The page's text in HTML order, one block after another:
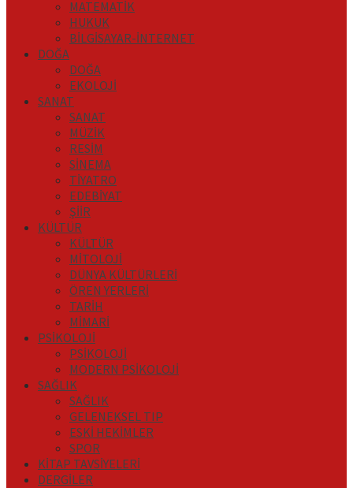
MATEMATİK
HUKUK
BİLGİSAYAR-İNTERNET
DOĞA
DOĞA
EKOLOJİ
SANAT
SANAT
MÜZİK
RESİM
SİNEMA
TİYATRO
EDEBİYAT
ŞİİR
KÜLTÜR
KÜLTÜR
MİTOLOJİ
DÜNYA KÜLTÜRLERİ
ÖREN YERLERİ
TARİH
MİMARİ
PSİKOLOJİ
PSİKOLOJİ
MODERN PSİKOLOJİ
SAĞLIK
SAĞLIK
GELENEKSEL TIP
ESKİ HEKİMLER
SPOR
KİTAP TAVSİYELERİ
DERGİLER